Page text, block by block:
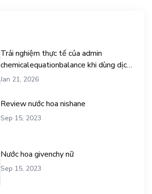
Trải nghiệm thực tế của admin
chemicalequationbalance khi dùng dịch
vụ mua traffic user
Jan 21, 2026
Review nước hoa nishane
Sep 15, 2023
Nước hoa givenchy nữ
Sep 15, 2023